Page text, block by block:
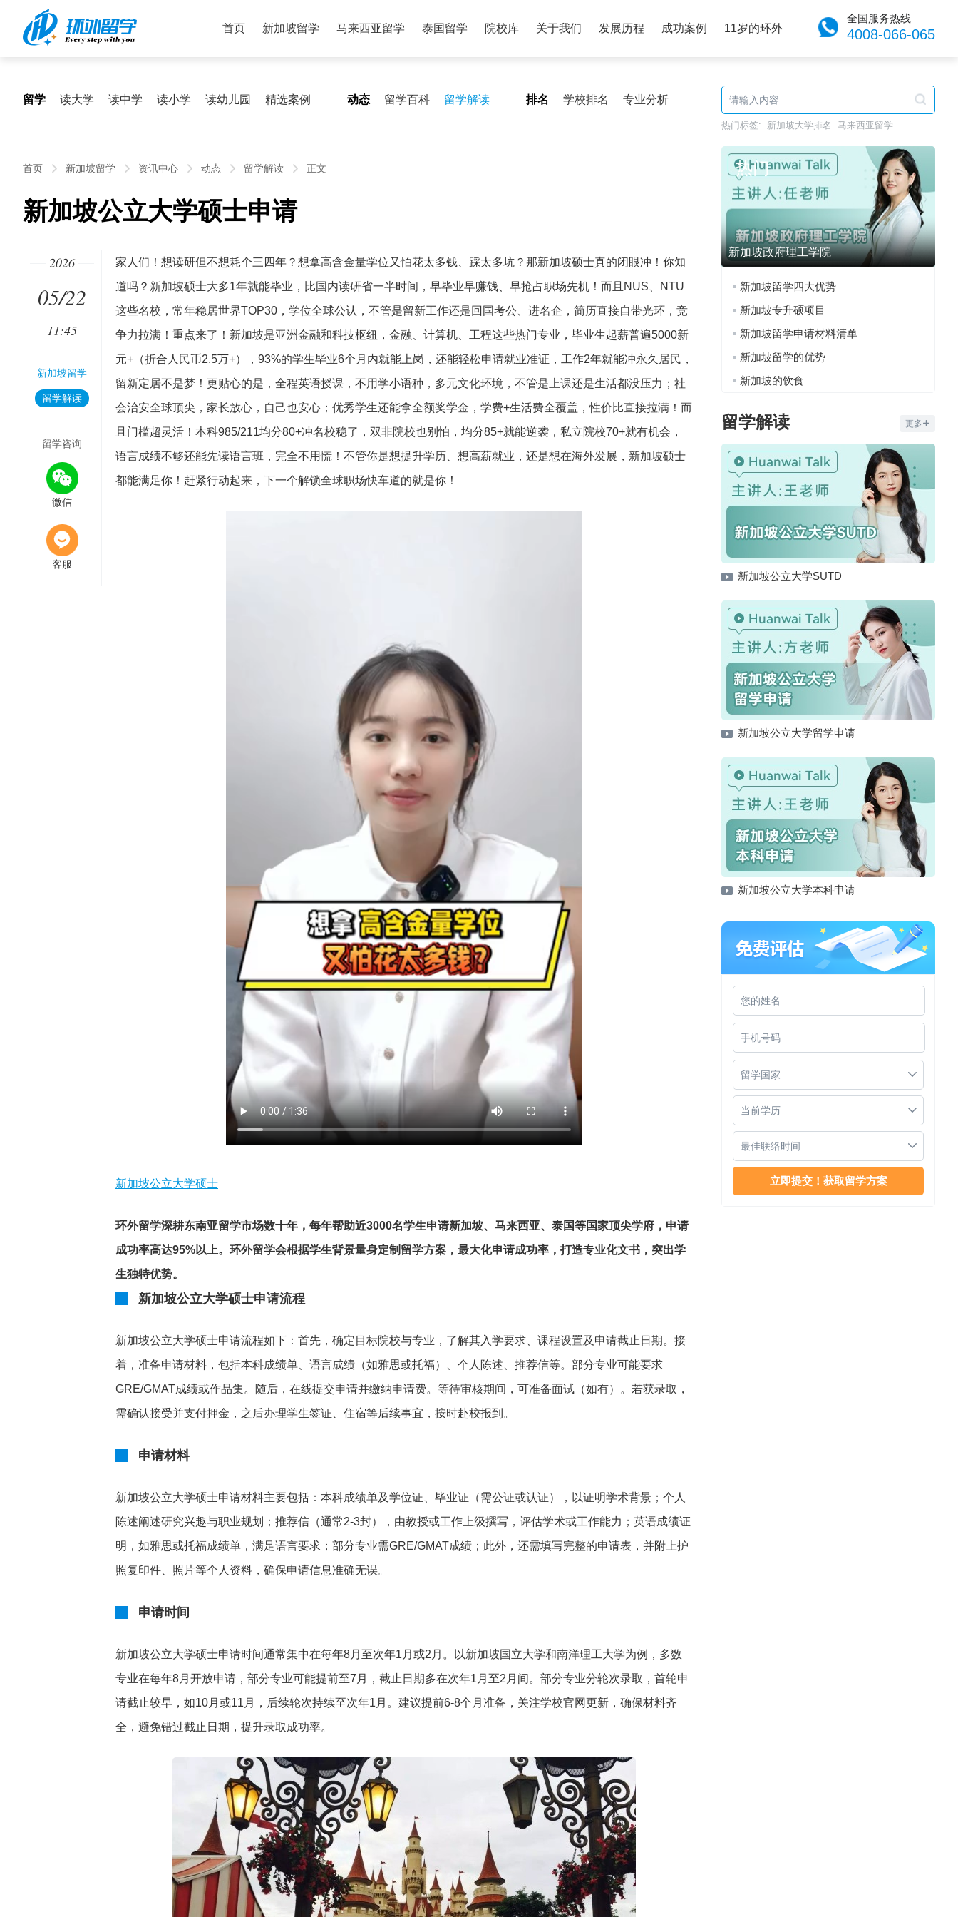
首页 新加坡留学 马来西亚留学 泰国留学 院校库 关于我们 发展历程 成功案例 11岁的环外
全国服务热线
4008-066-065
留学 读大学 读中学 读小学 读幼儿园 精选案例 动态 留学百科 留学解读 排名 学校排名 专业分析
首页 新加坡留学 资讯中心 动态 留学解读 正文
新加坡公立大学硕士申请
家人们！想读研但不想耗个三四年？想拿高含金量学位又怕花太多钱、踩太多坑？那新加坡硕士真的闭眼冲！你知
道吗？新加坡硕士大多1年就能毕业，比国内读研省一半时间，早毕业早赚钱、早抢占职场先机！而且NUS、NTU
这些名校，常年稳居世界TOP30，学位全球公认，不管是留新工作还是回国考公、进名企，简历直接自带光环，竞
争力拉满！重点来了！新加坡是亚洲金融和科技枢纽，金融、计算机、工程这些热门专业，毕业生起薪普遍5000新
元+（折合人民币2.5万+），93%的学生毕业6个月内就能上岗，还能轻松申请就业准证，工作2年就能冲永久居民，
留新定居不是梦！更贴心的是，全程英语授课，不用学小语种，多元文化环境，不管是上课还是生活都没压力；社
会治安全球顶尖，家长放心，自己也安心；优秀学生还能拿全额奖学金，学费+生活费全覆盖，性价比直接拉满！而
且门槛超灵活！本科985/211均分80+冲名校稳了，双非院校也别怕，均分85+就能逆袭，私立院校70+就有机会，
语言成绩不够还能先读语言班，完全不用慌！不管你是想提升学历、想高薪就业，还是想在海外发展，新加坡硕士
都能满足你！赶紧行动起来，下一个解锁全球职场快车道的就是你！
新加坡公立大学硕士
环外留学深耕东南亚留学市场数十年，每年帮助近3000名学生申请新加坡、马来西亚、泰国等国家顶尖学府，申请
成功率高达95%以上。环外留学会根据学生背景量身定制留学方案，最大化申请成功率，打造专业化文书，突出学
生独特优势。
新加坡公立大学硕士申请流程
新加坡公立大学硕士申请流程如下：首先，确定目标院校与专业，了解其入学要求、课程设置及申请截止日期。接
着，准备申请材料，包括本科成绩单、语言成绩（如雅思或托福）、个人陈述、推荐信等。部分专业可能要求
GRE/GMAT成绩或作品集。随后，在线提交申请并缴纳申请费。等待审核期间，可准备面试（如有）。若获录取，
需确认接受并支付押金，之后办理学生签证、住宿等后续事宜，按时赴校报到。
申请材料
新加坡公立大学硕士申请材料主要包括：本科成绩单及学位证、毕业证（需公证或认证），以证明学术背景；个人
陈述阐述研究兴趣与职业规划；推荐信（通常2-3封），由教授或工作上级撰写，评估学术或工作能力；英语成绩证
明，如雅思或托福成绩单，满足语言要求；部分专业需GRE/GMAT成绩；此外，还需填写完整的申请表，并附上护
照复印件、照片等个人资料，确保申请信息准确无误。
申请时间
新加坡公立大学硕士申请时间通常集中在每年8月至次年1月或2月。以新加坡国立大学和南洋理工大学为例，多数
专业在每年8月开放申请，部分专业可能提前至7月，截止日期多在次年1月至2月间。部分专业分轮次录取，首轮申
请截止较早，如10月或11月，后续轮次持续至次年1月。建议提前6-8个月准备，关注学校官网更新，确保材料齐
全，避免错过截止日期，提升录取成功率。
2026
05/22
11:45
新加坡留学
留学解读
留学咨询
微信
客服
热门标签: 新加坡大学排名 马来西亚留学
热门
新加坡政府理工学院
新加坡留学四大优势
新加坡专升硕项目
新加坡留学申请材料清单
新加坡留学的优势
新加坡的饮食
留学解读 更多
新加坡公立大学SUTD
新加坡公立大学留学申请
新加坡公立大学本科申请
新加坡公立大学申请开放
留学国家
当前学历
最佳联络时间